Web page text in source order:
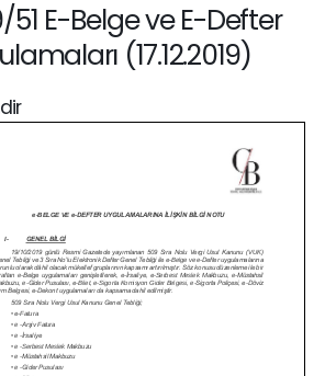
51 E-Belge ve E-Defter
(17.12.2019)